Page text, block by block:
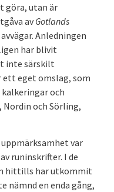
göra, utan är
av Gotlands
Anledningen
har blivit
inte särskilt
eget omslag, som
och
och Sörling,
var
runinskrifter. I de
hittills har utkommit
nämnd en enda gång,